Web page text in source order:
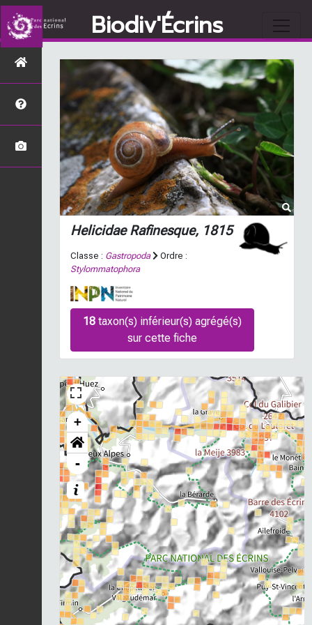
Biodiv'Écrins
Helicidae Rafinesque, 1815
Classe : Gastropoda
Ordre :
Stylommatophora
18taxon(s) inférieur(s) agrégé(s)
sur cette fiche
+
-